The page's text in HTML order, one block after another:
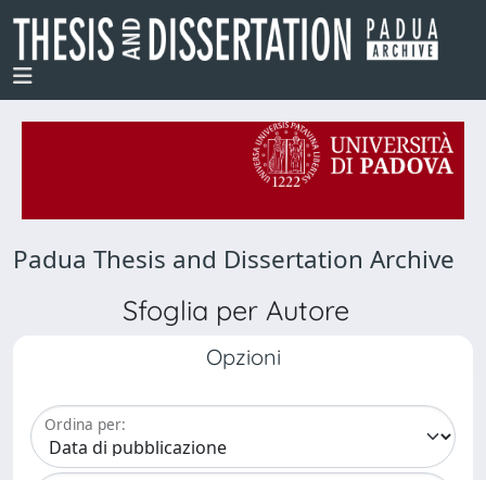
Padua Thesis and Dissertation Archive
Sfoglia per Autore
Opzioni
Ordina per: